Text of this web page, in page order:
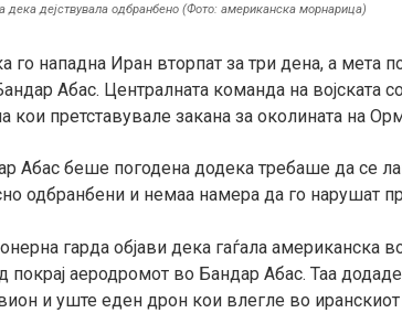
дека дејствувала одбранбено (Фото: американска морнарица)
го нападна Иран вторпат за три дена, а мета
Абас. Централната команда на војската
кои претставувале закана за околината на
Абас беше погодена додека требаше да се
одбранбени и немаа намера да го нарушат
гарда објави дека гаѓала американска
покрај аеродромот во Бандар Абас. Таа
и уште еден дрон кои влегле во